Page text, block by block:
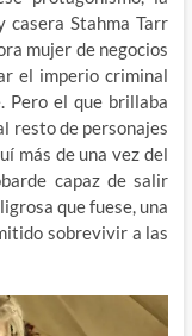
casera Stahma Tarr
mujer de negocios
el imperio criminal
Pero el que brillaba
resto de personajes
más de una vez del
capaz de salir
que fuese, una
sobrevivir a las